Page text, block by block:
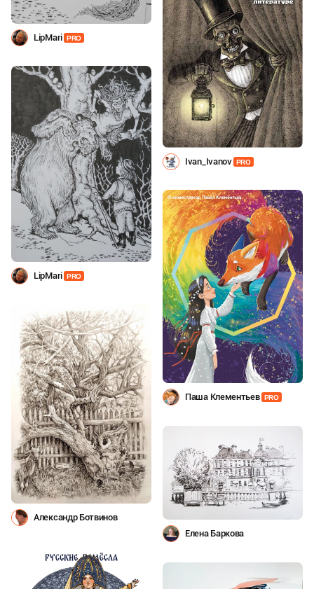
LipMari PRO
Ivan_Ivanov PRO
LipMari PRO
Паша Клементьев PRO
Александр Ботвинов
Елена Баркова